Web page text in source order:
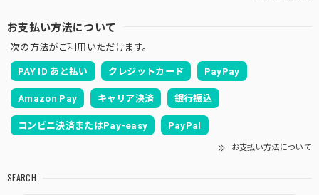
お支払い方法について
次の方法がご利用いただけます。
PAY ID あと払い クレジットカード PayPay
Amazon Pay キャリア決済 銀行振込
コンビニ決済またはPay-easy PayPal
お支払い方法について
SEARCH